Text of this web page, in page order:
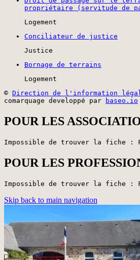
propriétaire (servitude de
Logement
Conciliateur de justice
Justice
Bornage de terrains
Logement
© Direction de l'information
comarquage developpé par
baseo.io
POUR LES
Impossible de trouver la fiche :
POUR LES
Impossible de trouver la fiche :
Skip back to main navigation